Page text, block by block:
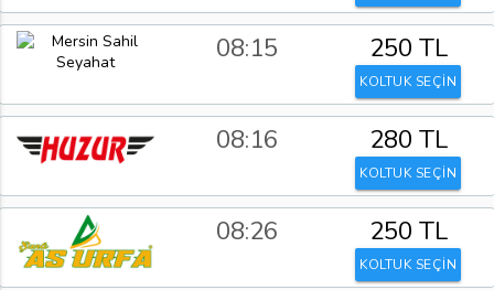
08:15 250 TL
KOLTUK SEÇİN
08:16 280 TL
KOLTUK SEÇİN
08:26 250 TL
KOLTUK SEÇİN